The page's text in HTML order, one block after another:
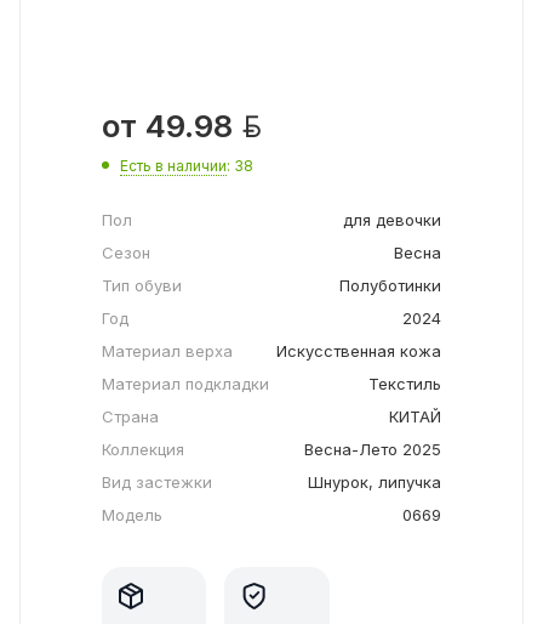
от 49.98 
Есть в наличии: 38
Пол
для девочки
Сезон
Весна
Тип обуви
Полуботинки
Год
2024
Материал верха
Искусственная кожа
Материал подкладки
Текстиль
Страна
КИТАЙ
Коллекция
Весна-Лето 2025
Вид застежки
Шнурок, липучка
Модель
0669